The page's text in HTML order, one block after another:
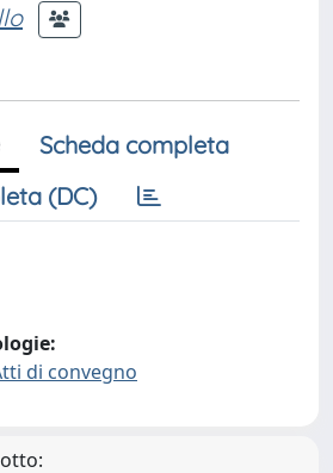
Scheda completa
(DC)
di convegno